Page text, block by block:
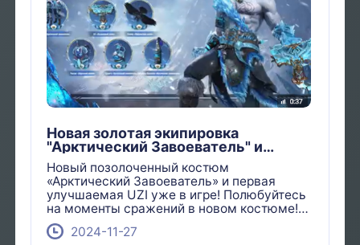
Новая золотая экипировка
"Арктический Завоеватель" и
первый улучшаемый "UZI" теперь в
игре!
Новый позолоченный костюм
«Арктический Завоеватель» и первая
улучшаемая UZI уже в игре! Полюбуйтесь
на моменты сражений в новом костюме!
Какую особенность вы считаете лучшей?
Поделитесь своим мнением в
2024-11-27